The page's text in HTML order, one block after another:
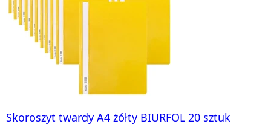
Skoroszyt twardy A4 żółty BIURFOL 20 sztuk